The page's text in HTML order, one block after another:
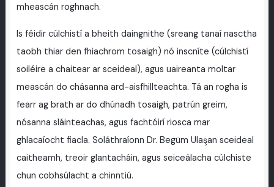
mheascán roghnach.
Is féidir cúlchistí a bheith daingnithe (sreang tanaí nasctha
taobh thiar den fhiachrom tosaigh) nó inscníte (cúlchistí
soiléire a chaitear ar sceideal), agus uaireanta moltar
meascán do chásanna ard-aisfhillteachta. Tá an rogha is
fearr ag brath ar do dhúnadh tosaigh, patrún greim,
nósanna sláinteachas, agus fachtóirí riosca mar
ghlacaíocht fiacla. Soláthraíonn Dr. Begüm Ulaşan sceideal
caitheamh, treoir glantacháin, agus seiceálacha cúlchiste
chun cobhsúlacht a chinntiú.